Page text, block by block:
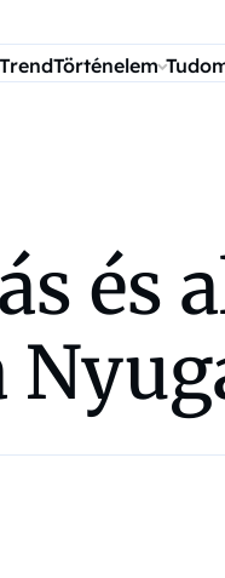
Történelem
és